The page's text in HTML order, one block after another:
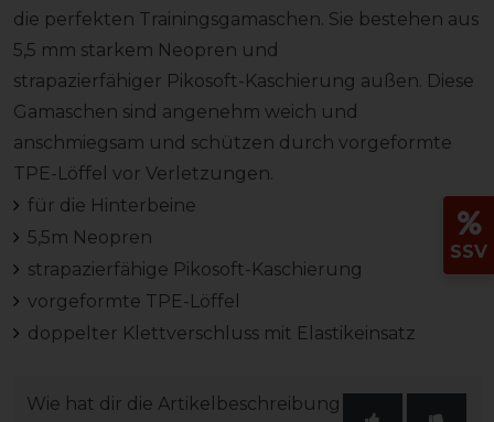
die perfekten Trainingsgamaschen. Sie bestehen aus
5,5 mm starkem Neopren und
strapazierfähiger Pikosoft-Kaschierung außen. Diese
Gamaschen sind angenehm weich und
anschmiegsam und schützen durch vorgeformte
TPE-Löffel vor Verletzungen.
für die Hinterbeine
5,5m Neopren
strapazierfähige Pikosoft-Kaschierung
vorgeformte TPE-Löffel
doppelter Klettverschluss mit Elastikeinsatz
Wie hat dir die Artikelbeschreibung
SSV